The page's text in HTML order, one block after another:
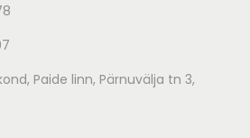
Paide linn, Pärnuvälja tn 3,